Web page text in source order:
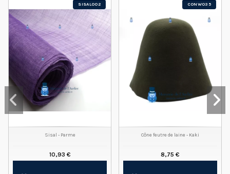
SISAL002
Sisal - Parme
10,93 €
CONW035
Cône feutre de laine - Kaki
8,75 €